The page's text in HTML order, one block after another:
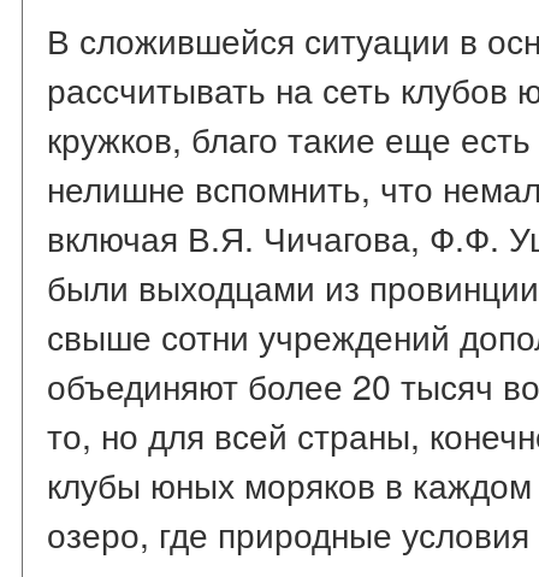
В сложившейся ситуации в
рассчитывать на сеть
кружков, благо такие еще
нелишне вспомнить, что
включая В.Я. Чичагова, Ф.Ф.
были выходцами из
свыше сотни учреждений
объединяют более 20 тысяч
то, но для всей страны,
клубы юных моряков в каждом
озеро, где природные